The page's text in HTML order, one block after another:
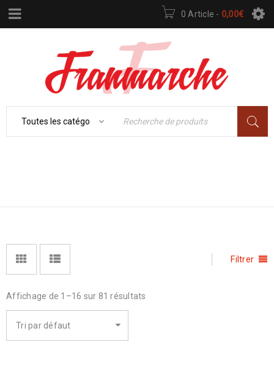
0 Article - 0,00€
Filtrer
Affichage de 1–16 sur 81 résultats
Tri par défaut